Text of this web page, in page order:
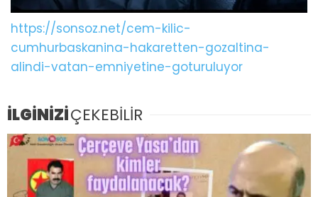
https://sonsoz.net/cem-kilic-
cumhurbaskanina-hakaretten-gozaltina-
alindi-vatan-emniyetine-goturuluyor
İLGİNİZİÇEKEBİLİR